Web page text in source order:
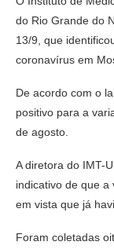
do Rio Grande do
13/9, que
coronavírus em
De acordo com o
positivo para a
de agosto.
A diretora do IMT-
indicativo de que
em vista que já
Foram coletadas